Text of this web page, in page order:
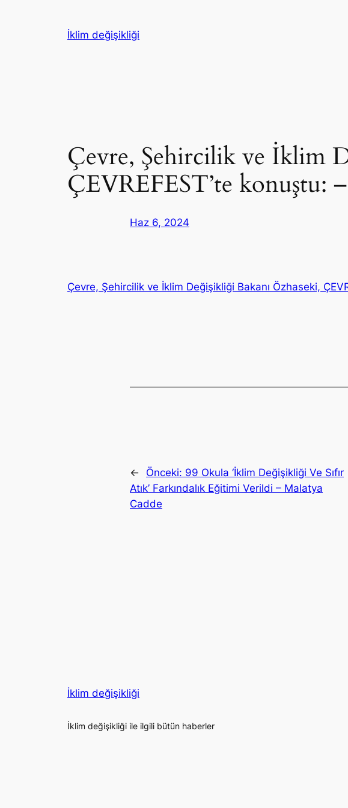
İklim değişikliği
Çevre, Şehircilik ve İklim
ÇEVREFEST’te konuştu:
Haz 6, 2024
Çevre, Şehircilik ve İklim Değişikliği Bakanı Özhaseki,
← Önceki: 99 Okula ‘İklim Değişikliği Ve Sıfır
Atık’ Farkındalık Eğitimi Verildi – Malatya
Cadde
İklim değişikliği
İklim değişikliği ile ilgili bütün haberler